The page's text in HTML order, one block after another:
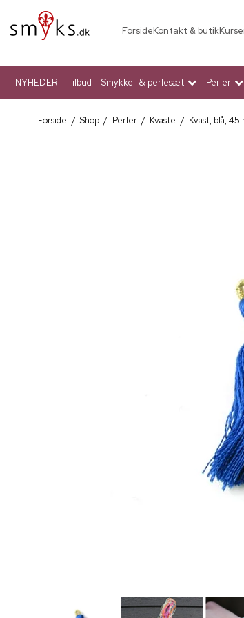
ForsideKontakt & butik
NYHEDER Tilbud Smykke- & perlesæt Perler
Forside / Shop / Perler / Kvaste / Kvast, blå, 45